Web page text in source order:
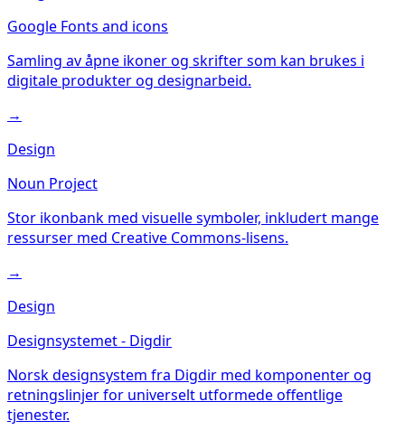
Google Fonts and icons
Samling av åpne ikoner og skrifter som kan brukes i
digitale produkter og designarbeid.
→
Design
Noun Project
Stor ikonbank med visuelle symboler, inkludert mange
ressurser med Creative Commons-lisens.
→
Design
Designsystemet - Digdir
Norsk designsystem fra Digdir med komponenter og
retningslinjer for universelt utformede offentlige
tjenester.